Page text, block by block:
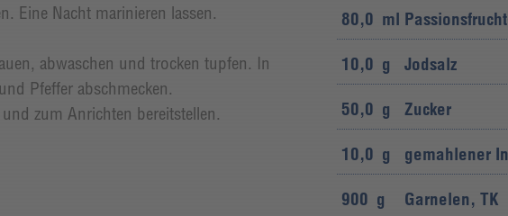
80,0 ml
10,0 g Jodsalz
50,0 g Zucker
10,0 g gemahlener
900 g Garnelen, TK
Eine Nacht marinieren lassen.
abwaschen und trocken tupfen. In
Pfeffer abschmecken.
zum Anrichten bereitstellen.